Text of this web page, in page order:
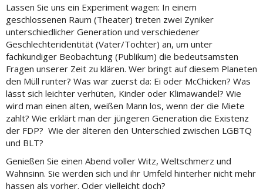
Lassen Sie uns ein Experiment wagen: In einem
geschlossenen Raum (Theater) treten zwei Zyniker
unterschiedlicher Generation und verschiedener
Geschlechteridentität (Vater/Tochter) an, um unter
fachkundiger Beobachtung (Publikum) die bedeutsamsten
Fragen unserer Zeit zu klären. Wer bringt auf diesem Planeten
den Müll runter? Was war zuerst da: Ei oder McChicken? Was
lässt sich leichter verhüten, Kinder oder Klimawandel? Wie
wird man einen alten, weißen Mann los, wenn der die Miete
zahlt? Wie erklärt man der jüngeren Generation die Existenz
der FDP? Wie der älteren den Unterschied zwischen LGBTQ
und BLT?
Genießen Sie einen Abend voller Witz, Weltschmerz und
Wahnsinn. Sie werden sich und ihr Umfeld hinterher nicht mehr
hassen als vorher. Oder vielleicht doch?